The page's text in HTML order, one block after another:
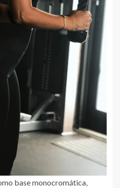
base monocromática,